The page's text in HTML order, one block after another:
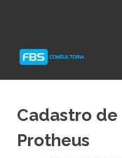
Protheus
Cadastro
Protheus